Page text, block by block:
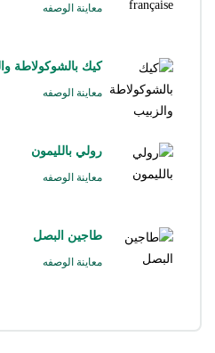
معاينة الوصفه
كيك بالشوكولاطة
معاينة الوصفه
رولي بالليمون
معاينة الوصفه
طاجين البصل
معاينة الوصفه